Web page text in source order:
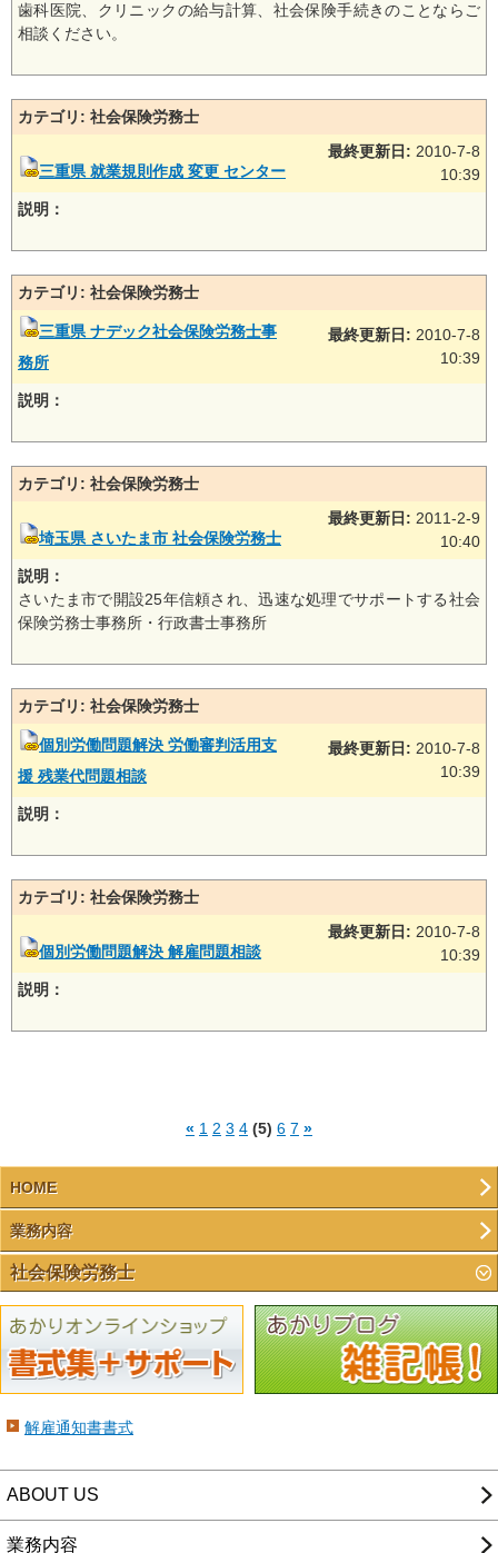
歯科医院、クリニックの給与計算、社会保険手続きのことならご
相談ください。
カテゴリ: 社会保険労務士
三重県 就業規則作成 変更 センター
最終更新日: 2010-7-8
10:39
説明：
カテゴリ: 社会保険労務士
三重県 ナデック社会保険労務士事
務所
最終更新日: 2010-7-8
10:39
説明：
カテゴリ: 社会保険労務士
埼玉県 さいたま市 社会保険労務士
最終更新日: 2011-2-9
10:40
説明：
さいたま市で開設25年信頼され、迅速な処理でサポートする社会
保険労務士事務所・行政書士事務所
カテゴリ: 社会保険労務士
個別労働問題解決 労働審判活用支
援 残業代問題相談
最終更新日: 2010-7-8
10:39
説明：
カテゴリ: 社会保険労務士
個別労働問題解決 解雇問題相談
最終更新日: 2010-7-8
10:39
説明：
« 1 2 3 4 (5) 6 7 »
HOME
業務内容
社会保険労務士
解雇通知書書式
ABOUT US
業務内容